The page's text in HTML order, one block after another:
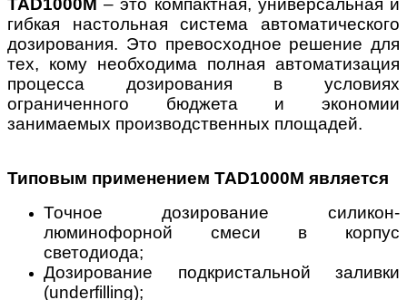
TAD1000M – это компактная, универсальная и
гибкая настольная система автоматического
дозирования. Это превосходное решение для
тех, кому необходима полная автоматизация
процесса дозирования в условиях
ограниченного бюджета и экономии
занимаемых производственных площадей.
Типовым применением TAD1000M является
Точное дозирование силикон-
люминофорной смеси в корпус
светодиода;
Дозирование подкристальной заливки
(underfilling);